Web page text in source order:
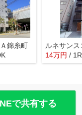
錦糸町
14万円 / 1R
で共有する